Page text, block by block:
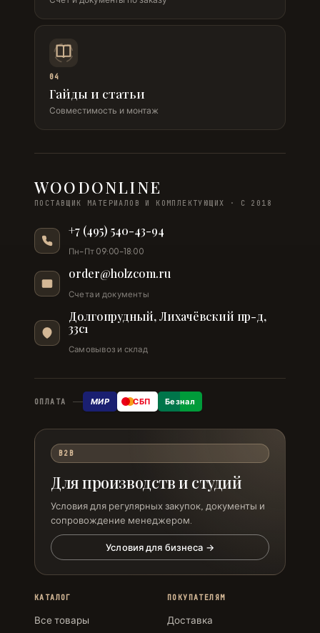
04
Гайды и статьи
Совместимость и монтаж
WOODONLINE
ПОСТАВЩИК МАТЕРИАЛОВ И КОМПЛЕКТУЮЩИХ · С 2018
+7 (495) 540-43-94
Пн–Пт 09:00–18:00
order@holzcom.ru
Счета и документы
Долгопрудный, Лихачёвский пр-д,
33с1
Самовывоз и склад
ОПЛАТА МИР СБП Безнал
B2B
Для производств и студий
Условия для регулярных закупок, документы и
сопровождение менеджером.
Условия для бизнеса →
КАТАЛОГ
Все товары
ПОКУПАТЕЛЯМ
Доставка